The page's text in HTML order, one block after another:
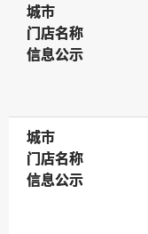
城市
城市
门店名称
门店名称
信息公示
信息公示
城市
城市
门店名称
门店名称
信息公示
信息公示